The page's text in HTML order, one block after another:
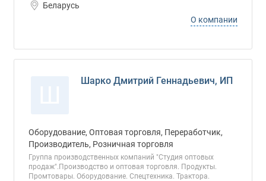
Беларусь
О компании
Шарко Дмитрий Геннадьевич, ИП
Оборудование, Оптовая торговля, Переработчик,
Производитель, Розничная торговля
Группа производственных компаний "Студия оптовых
продаж".Производство и оптовая торговля. Продукты.
Промтовары. Оборудование. Спецтехника. Трактора.